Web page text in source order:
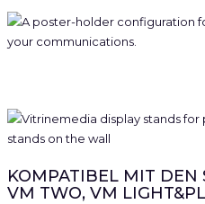
KOMPATIBEL MIT DEN
VM TWO, VM